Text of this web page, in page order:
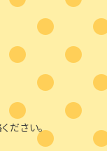
ださい。